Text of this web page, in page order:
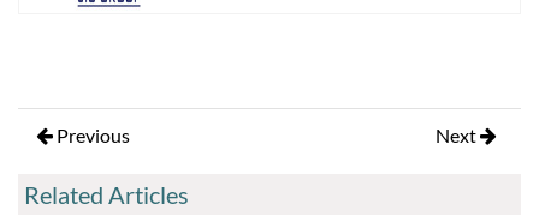
Previous Next
Related Articles